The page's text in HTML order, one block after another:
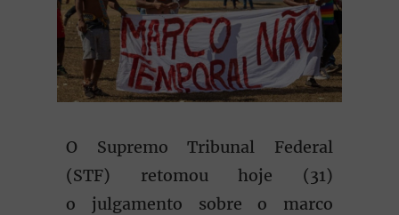
O Supremo Tribunal Federal
(STF) retomou hoje (31)
o julgamento sobre o marco